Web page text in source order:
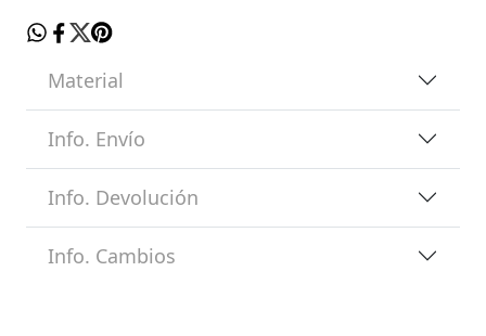
Material
Info. Envío
Info. Devolución
Info. Cambios